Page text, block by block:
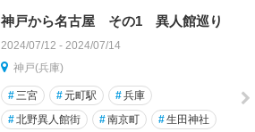
神戸から名古屋 その1 異人館巡り
2024/07/12 - 2024/07/14
神戸(兵庫)
# 三宮 #元町駅 #兵庫
#北野異人館街 #南京町 #生田神社